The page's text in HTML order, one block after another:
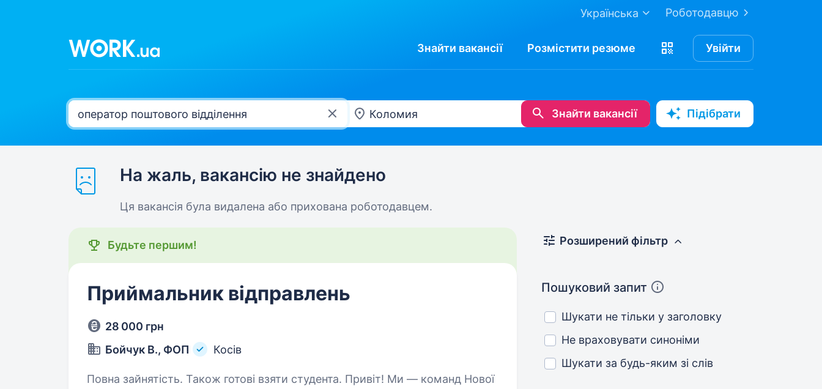
Роботодавцю
Українська
Знайти вакансії Розмістити резюме Увійти
Знайти вакансії Підібрати
На жаль, вакансію не знайдено
Ця вакансія була видалена або прихована роботодавцем.
Будьте першим!
Приймальник відправлень
28 000 грн
Бойчук В., ФОП
Косів
Повна зайнятість. Також готові взяти студента. Привіт! Ми — команд Нової
Розширений фільтр
Пошуковий запит
Шукати не тільки у заголовку
Не враховувати синоніми
Шукати за будь-яким зі слів